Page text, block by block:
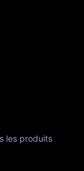
les produits